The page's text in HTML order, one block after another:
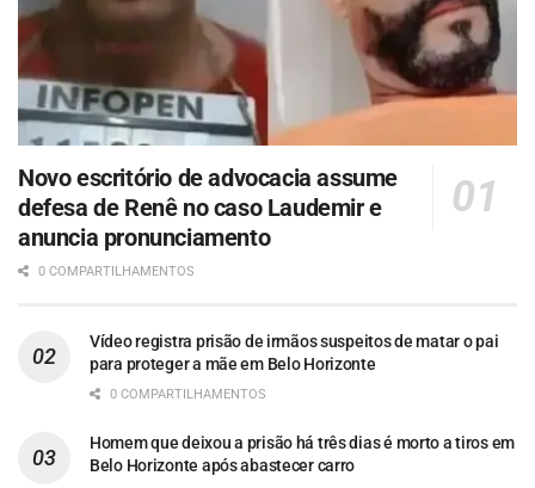
Novo escritório de advocacia assume
defesa de Renê no caso Laudemir e
anuncia pronunciamento
0 COMPARTILHAMENTOS
Vídeo registra prisão de irmãos suspeitos de matar o pai
para proteger a mãe em Belo Horizonte
0 COMPARTILHAMENTOS
Homem que deixou a prisão há três dias é morto a tiros em
Belo Horizonte após abastecer carro